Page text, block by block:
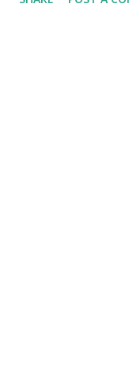
tanda bahwa ada